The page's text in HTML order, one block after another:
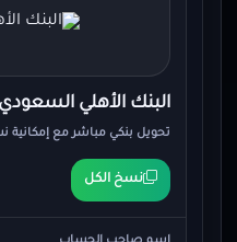
البنك الأهلي السعودي
تحويل بنكي مباشر مع إمكانية
نسخ الكل